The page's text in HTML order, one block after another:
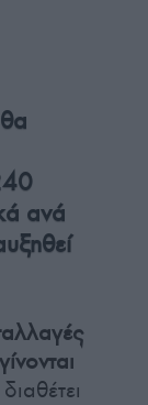
ανά